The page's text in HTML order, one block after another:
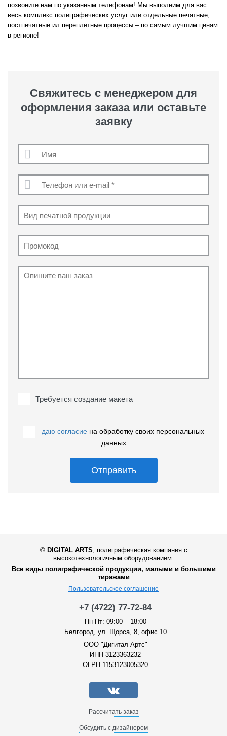
позвоните нам по указанным телефонам! Мы выполним для вас
весь комплекс полиграфических услуг или отдельные печатные,
постпечатные ил переплетные процессы – по самым лучшим ценам
в регионе!
Свяжитесь с менеджером для
оформления заказа или оставьте
заявку
Требуется создание макета
даю согласие на обработку своих персональных
данных
Отправить
© DIGITAL ARTS
полиграфическая компания с
высокотехнологичным оборудованием.
Все виды полиграфической продукции, малыми и большими
тиражами
Пользовательское соглашение
+7 (4722) 77-72-84
Пн-Пт: 09:00 – 18:00
Белгород, ул. Щорса, 8, офис 10
ООО "Дигитал Артс"
ИНН 3123363232
ОГРН 1153123005320
Рассчитать заказ
Обсудить с дизайнером